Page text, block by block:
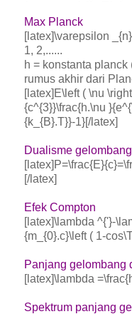
Max Planck
[latex]\varepsilon
1, 2,......
h = konstanta
rumus akhir dari
[latex]E\left ( \nu
{c^{3}}\frac{h.\nu
{k_{B}.T}}-1}[/latex]
Dualisme
[/latex]
Efek Compton
[latex]\lambda ^{'}-
{m_{0}.c}\left ( 1-
Panjang gelombang
[latex]\lambda
Spektrum panjang